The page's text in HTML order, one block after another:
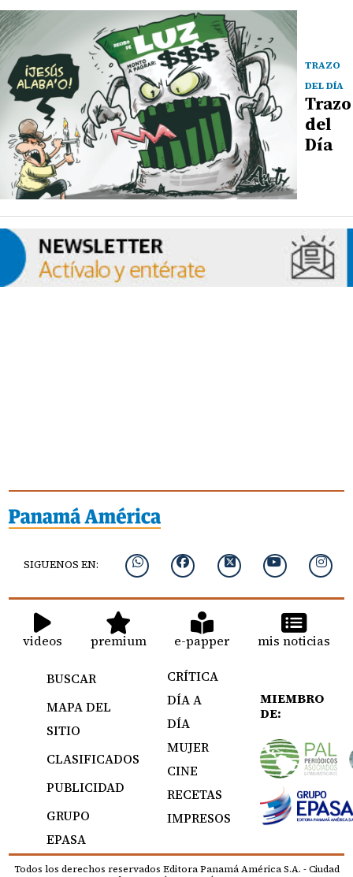
TRAZO
DEL DÍA
Trazo
del
Día
SIGUENOS EN:
videos premium e-papper mis noticias
BUSCAR
MAPA DEL
SITIO
CLASIFICADOS
PUBLICIDAD
GRUPO
EPASA
CRÍTICA
DÍA A
DÍA
MUJER
CINE
RECETAS
IMPRESOS
MIEMBRO
DE:
Todos los derechos reservados Editora Panamá América S.A. - Ciudad